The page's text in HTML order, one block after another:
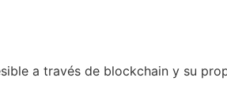
a través de blockchain y su